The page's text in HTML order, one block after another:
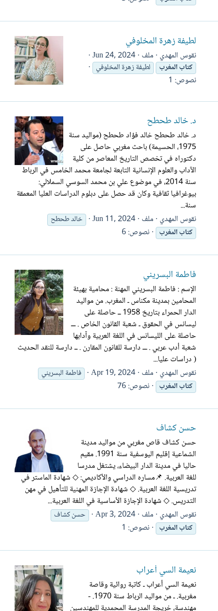
لطيفة زهرة المخلوفي
نقوس المهدي ملف Jun 24, 2024
كتابالمغرب لطيفة زهرة المخلوفي
نصوص: 1
د. خالد طحطح
د. خالد طحطح خالد فؤاد طحطح (مواليد سنة
1975، الحسيمة) باحث مغربي حاصل على
دكتوراه في تخصص التاريخ المعاصر من كلية
الآداب والعلوم الإنسانية التابعة لجامعة محمد الخامس في الرباط
سنة 2014، في موضوع علي بن محمد السوسي السملالي:
بيوغرافيا ثقافية وكان قد حصل على دبلوم الدراسات العليا المعمقة
سنة...
نقوس المهدي ملف Jun 11, 2024
خالد طحطح
كتابالمغرب نصوص: 6
فاطمة البسريني
الإسم : فاطمة البسريني المهنة : محامية بهيئة
المحامين بمدينة مكناس ـ المغرب. من مواليد
الدار الحمراء بتاريخ 1958 ــ حاصلة على
ليسانس في الحقوق ـ شعبة القانون الخاص . ـــ
حاصلة على الليسانس في اللغة العربية وآدابها
شعبة أدب عربي . ـــ دارسة للقانون المقارن . ــ دارسة للنقد الحديث
( دراسات عليا...
نقوس المهدي ملف Apr 19, 2024
فاطمة البسريني
كتابالمغرب نصوص: 76
حسن كشاف
حسن كشاف قاص مغربي من مواليد مدينة
الشماعية إقليم اليوسفية سنة 1991. مقيم
حاليا في مدينة الدار البيضاء، يشتغل مدرسا
للغة العربية. 📌مساره الدراسي والأكاديمي: ◇ شهادة الماستر في
تدريسية اللغة العربية. ◇ شهادة الإجازة المهنية للتأهيل في مهن
التدريس. ◇ شهادة الإجازة الأساسية في اللغة العربية...
نقوس المهدي ملف Apr 3, 2024
حسن كشاف
كتابالمغرب نصوص: 1
نعيمة السي أعراب
نعيمة السي أعراب ـ كاتبة روائية وقاصة
مغربية. ـ من مواليد الرباط سنة 1970. -
مهندسة، خريجة المدرسة المحمدية للمهندسين